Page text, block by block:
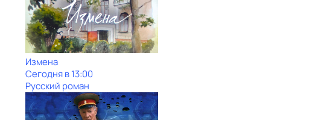
Измена
Сегодня в 13:00
Русский роман